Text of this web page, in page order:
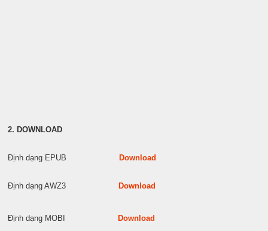
2. DOWNLOAD
Định dạng EPUB Download
Định dạng AWZ3 Download
Định dạng MOBI Download